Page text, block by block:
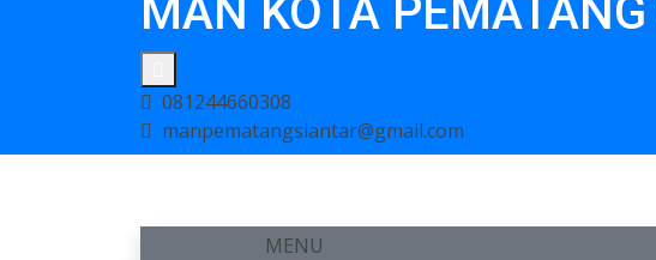
MAN KOTA PEMATANG
081244660308
manpematangsiantar@gmail.com
MENU